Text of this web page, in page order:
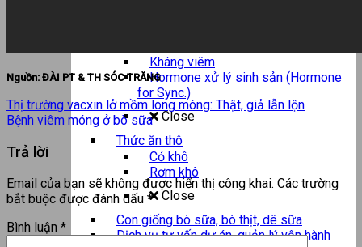
Kháng viêm
Hormone xử lý sinh sản (Hormone
for Sync.)
Close
Thức ăn thô
Cỏ khô
Rơm khô
Close
Con giống bò sữa, bò thịt, dê sữa
Dịch vụ tư vấn dự án, quản lý vận hành
Nguồn: ĐÀI PT & TH SÓC TRĂNG
Thị trường vacxin lở mồm long móng: Thật, giả lẫn lộn
Bệnh viêm móng ở bò sữa
Trả lời
Email của bạn sẽ không được hiển thị công khai. Các trường
bắt buộc được đánh dấu *
Bình luận *